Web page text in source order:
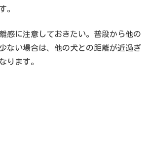
。
感に注意しておきたい。普段から他の
ない場合は、他の犬との距離が近過ぎ
ります。